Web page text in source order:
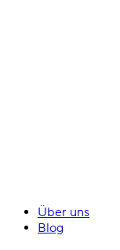
Über uns
Blog